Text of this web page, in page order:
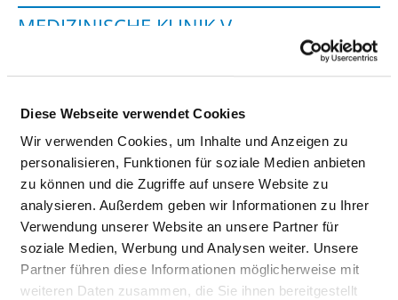
Diese Webseite verwendet Cookies
Wir verwenden Cookies, um Inhalte und Anzeigen zu
personalisieren, Funktionen für soziale Medien anbieten
zu können und die Zugriffe auf unsere Website zu
analysieren. Außerdem geben wir Informationen zu Ihrer
Verwendung unserer Website an unsere Partner für
soziale Medien, Werbung und Analysen weiter. Unsere
Partner führen diese Informationen möglicherweise mit
weiteren Daten zusammen, die Sie ihnen bereitgestellt
MEDIZINISCHE KLINIK V -
HÄMATOLOGIE, ONKOLOGIE UND
PALLIATIVMEDIZIN
64283 Darmstadt
Tel.:06151-107-6651
Fax: 06151-107-6665
Mail:ed.tdatsmrad-mukinilk.liam@drahnreb.agleh
Anfahrt
https://klinikum-darmstadt.de/medizin-